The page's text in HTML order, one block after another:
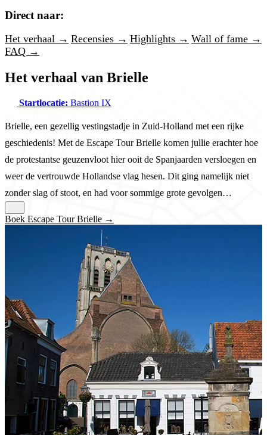
Direct naar:
Het verhaal → Recensies → Highlights → Wall of fame →
FAQ →
Het verhaal van Brielle
Startlocatie: Bastion IX
Brielle, een gezellig vestingstadje in Zuid-Holland met een rijke
geschiedenis! Met de Escape Tour Brielle komen jullie erachter hoe
de protestantse geuzenvloot hier ooit de Spanjaarden versloegen en
weer de vertrouwde Hollandse vlag hesen. Dit ging namelijk niet
zonder slag of stoot, en had voor sommige grote gevolgen…
Boek Escape Tour Brielle →